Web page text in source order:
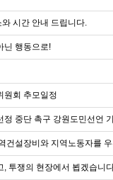
시간 안내 드립니다.
닌 행동으로!
원회 추모일정
중단 촉구 강원도민선언
건설장비와 지역노동자를
, 투쟁의 현장에서 뵙겠습니